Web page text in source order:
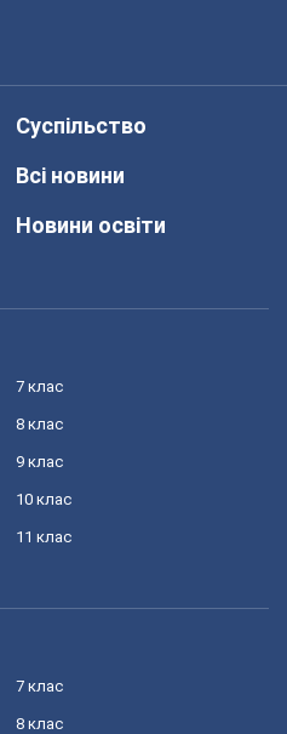
Суспільство
Всі новини
Новини освіти
7 клас
8 клас
9 клас
10 клас
11 клас
7 клас
8 клас